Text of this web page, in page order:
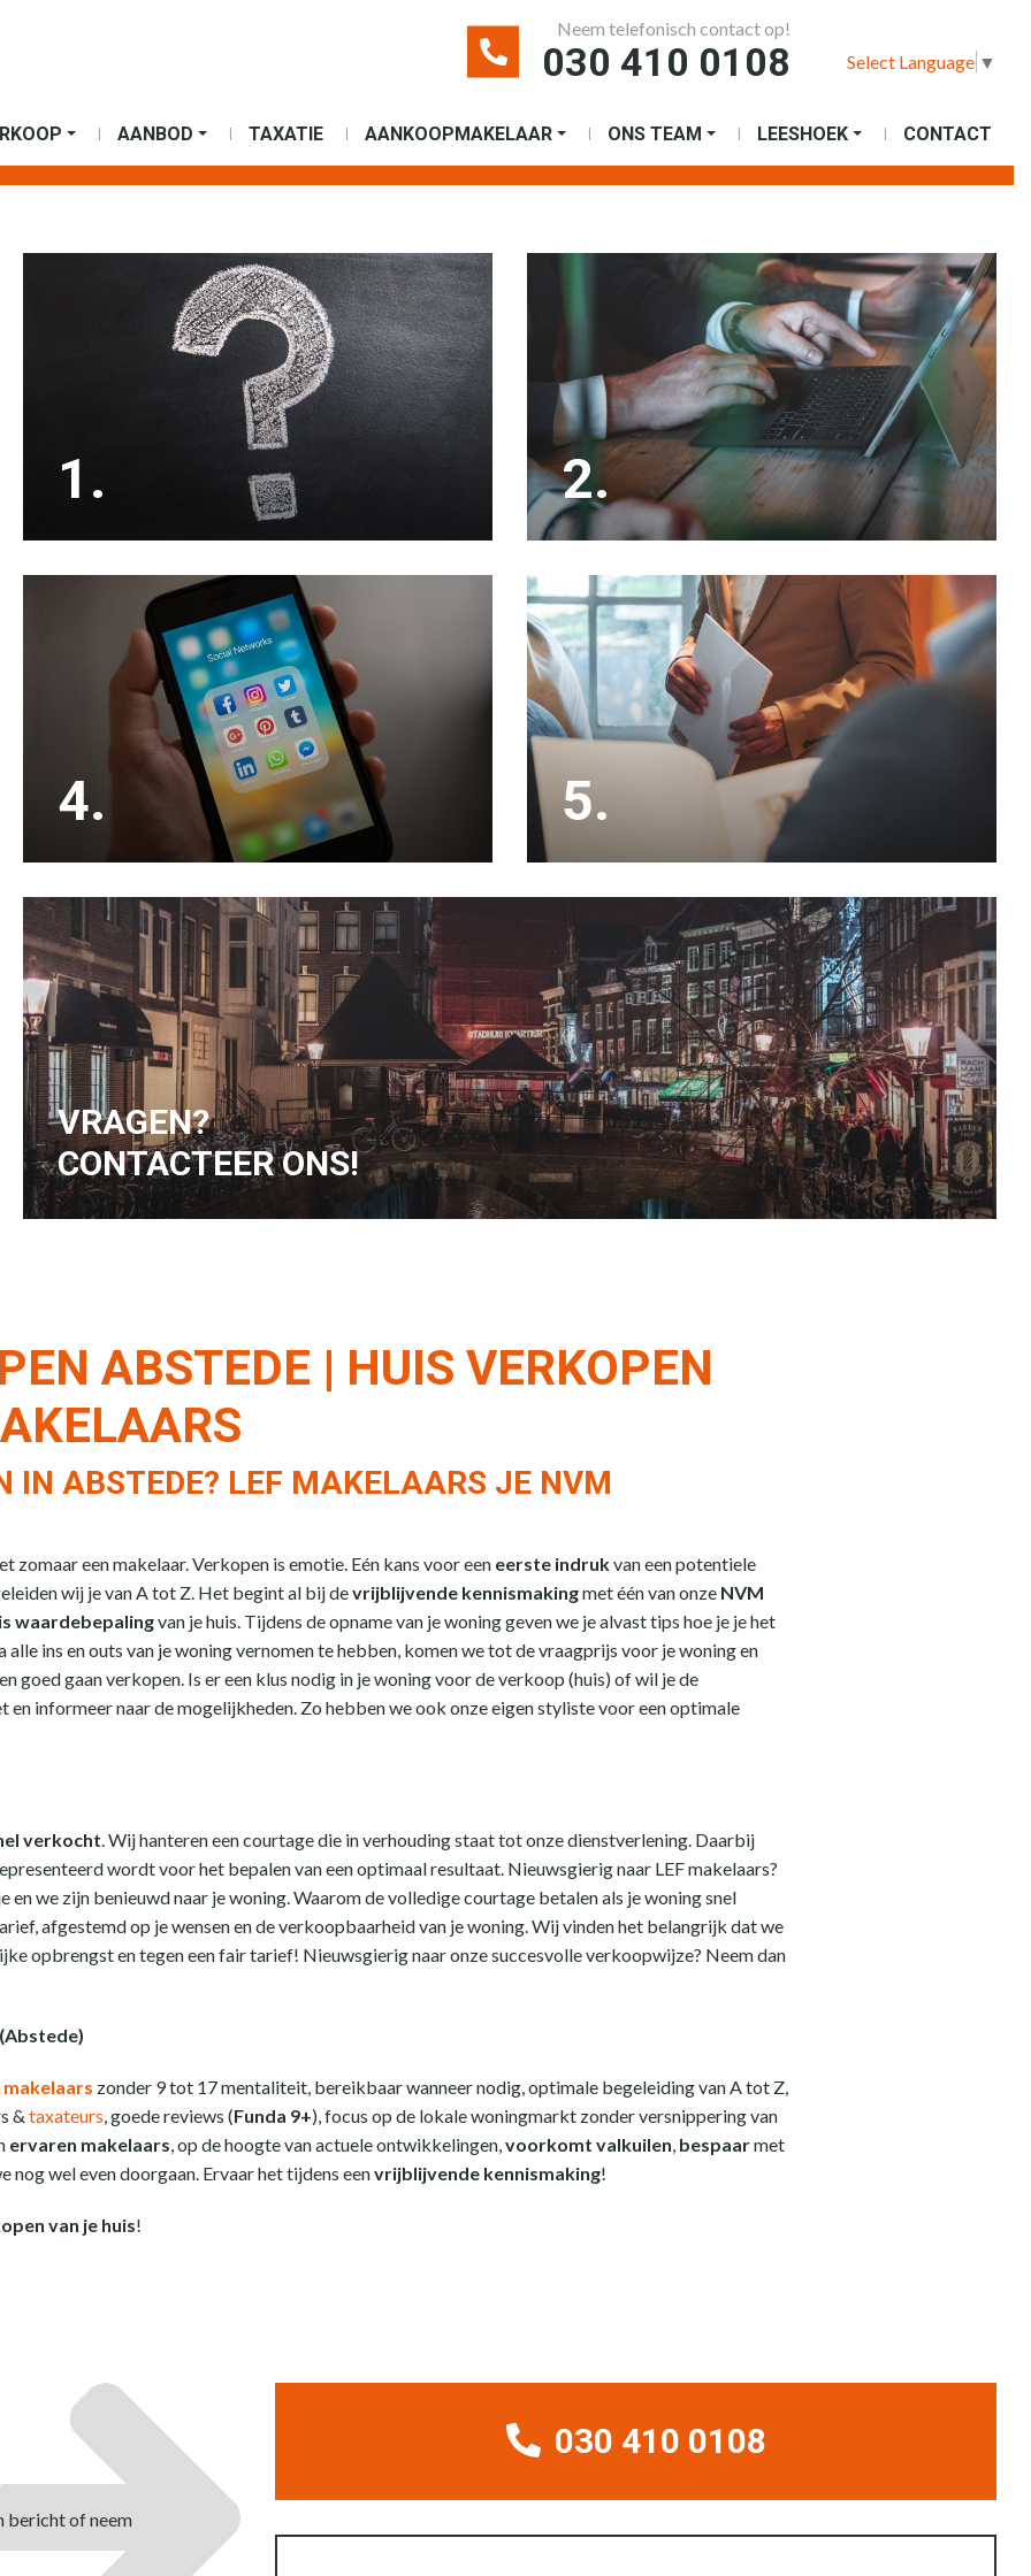
Neem telefonisch contact op!
030 410 0108 Select Language ▼
AANBOD TAXATIE AANKOOPMAKELAAR ONS TEAM LEESHOEK CONTACT
Een huis verkopen doen de meesten maar een
paar keer in hun leven. Kies voor een ervaren en
enthousiaste NVM verkoopmakelaar.
1.
Met inmiddels 20 jaar ervaring in de makelaardij
kennen wij de lokale markt als geen ander.
2.
Buiten het adverteren op Funda en ons eigen
zoekersbestand, adverteren wij jouw woning
ook op social media waardoor het bereik veel
hoger wordt.
4.
Onze makelaars doen alle bezichtigingen en
houden je op de hoogte. De onderhandelingen en
de koopakte zijn eveneens een onderdeel van
onze service.
5.
VRAGEN?
CONTACTEER ONS!
ABSTEDE | HUIS VERKOPEN
IN ABSTEDE? LEF MAKELAARS JE NVM
zomaar een makelaar. Verkopen is emotie. Eén kans voor een eerste indrukvan een potentiele
wij je van A tot Z. Het begint al bij devrijblijvende kennismakingmet één van onze NVM
waardebepalingvan je huis. Tijdens de opname van je woning geven we je alvast tips hoe je je het
alle ins en outs van je woning vernomen te hebben, komen we tot de vraagprijs voor je woning en
goed gaan verkopen. Is er een klus nodig in je woning voor de verkoop (huis) of wil je de
en informeer naar de mogelijkheden. Zo hebben we ook onze eigen styliste voor een optimale
verkocht. Wij hanteren een courtage die in verhouding staat tot onze dienstverlening. Daarbij
wordt voor het bepalen van een optimaal resultaat. Nieuwsgierig naar LEF makelaars?
en we zijn benieuwd naar je woning. Waarom de volledige courtage betalen als je woning snel
afgestemd op je wensen en de verkoopbaarheid van je woning. Wij vinden het belangrijk dat we
opbrengst en tegen een fair tarief! Nieuwsgierig naar onze succesvolle verkoopwijze? Neem dan
zonder 9 tot 17 mentaliteit, bereikbaar wanneer nodig, optimale begeleiding van A tot Z,
& taxateurs, goede reviews (Funda 9+), focus op de lokale woningmarkt zonder versnippering van
ervaren makelaars, op de hoogte van actuele ontwikkelingen,voorkomt valkuilen, bespaarmet
nog wel even doorgaan. Ervaar het tijdens eenvrijblijvende kennismaking!
van je huis!
bericht of neem
030 410 0108